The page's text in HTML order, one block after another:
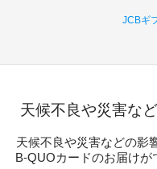
JCBギ
天候不良や災害な
天候不良や災害などの影
B-QUOカードのお届けが